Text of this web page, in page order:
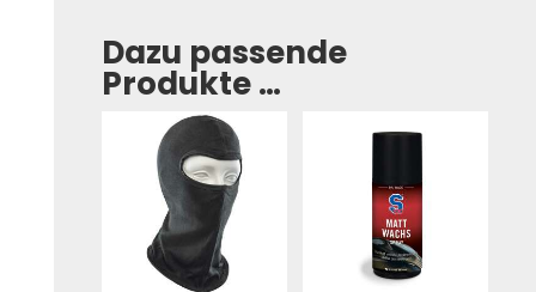
Dazu passende
Produkte …